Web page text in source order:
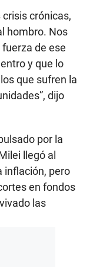
crisis crónicas,
hombro. Nos
de ese
y que lo
que sufren la
dijo
por la
llegó al
inflación, pero
en fondos
las